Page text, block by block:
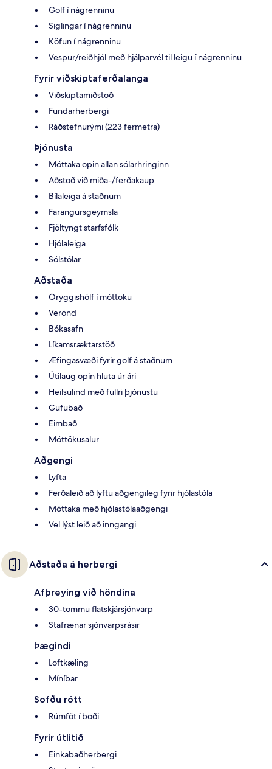
Golf í nágrenninu
Siglingar í nágrenninu
Köfun í nágrenninu
Vespur/reiðhjól með hjálparvél til leigu í nágrenninu
Fyrir viðskiptaferðalanga
Viðskiptamiðstöð
Fundarherbergi
Ráðstefnurými (223 fermetra)
Þjónusta
Móttaka opin allan sólarhringinn
Aðstoð við miða-/ferðakaup
Bílaleiga á staðnum
Farangursgeymsla
Fjöltyngt starfsfólk
Hjólaleiga
Sólstólar
Aðstaða
Öryggishólf í móttöku
Verönd
Bókasafn
Líkamsræktarstöð
Æfingasvæði fyrir golf á staðnum
Útilaug opin hluta úr ári
Heilsulind með fullri þjónustu
Gufubað
Eimbað
Móttökusalur
Aðgengi
Lyfta
Ferðaleið að lyftu aðgengileg fyrir hjólastóla
Móttaka með hjólastólaaðgengi
Vel lýst leið að inngangi
Aðstaða á herbergi
Afþreying við höndina
30-tommu flatskjársjónvarp
Stafrænar sjónvarpsrásir
Þægindi
Loftkæling
Míníbar
Sofðu rótt
Rúmföt í boði
Fyrir útlitið
Einkabaðherbergi